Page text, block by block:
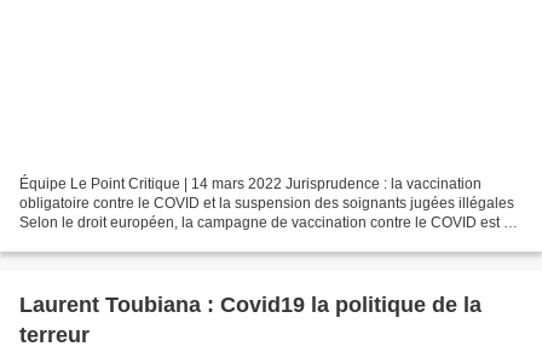
Équipe Le Point Critique | 14 mars 2022 Jurisprudence : la vaccination
obligatoire contre le COVID et la suspension des soignants jugées illégales
Selon le droit européen, la campagne de vaccination contre le COVID est un
Laurent Toubiana : Covid19 la politique de la
terreur